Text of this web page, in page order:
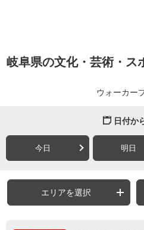
岐阜県の文化・芸術・ス
ウォーカー
日付か
今日 明日
エリアを選択